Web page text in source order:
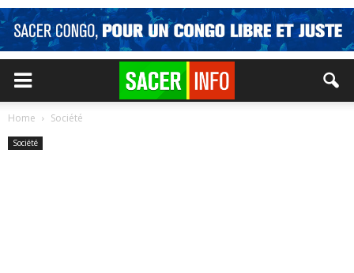
Home Société
Société